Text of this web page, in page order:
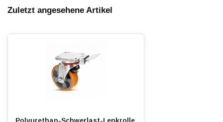
Zuletzt angesehene Artikel